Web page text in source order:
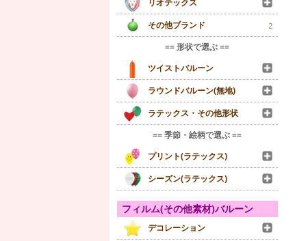
リオテックス
その他ブランド
2
== 形状で選ぶ ==
ツイストバルーン
ラウンドバルーン(無地)
ラテックス・その他形状
== 季節・絵柄で選ぶ ==
プリント(ラテックス)
シーズン(ラテックス)
フィルム(その他素材)バルーン
デコレーション